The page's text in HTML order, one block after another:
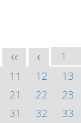
<< < 1
11
12 13
21
22 23
31
32 33